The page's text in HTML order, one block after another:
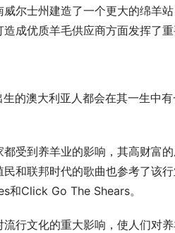
尔士州建造了一个更大的绵羊
成优质羊毛供应商方面发挥了重
的澳大利亚人都会在其一生中
受到养羊业的影响，其高财富
民和联邦时代的歌曲也参考了
和Click Go The Shears。
行文化的重大影响，使人们对